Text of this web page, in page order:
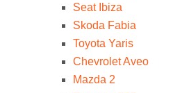
Seat Ibiza
Skoda Fabia
Toyota Yaris
Chevrolet Aveo
Mazda 2